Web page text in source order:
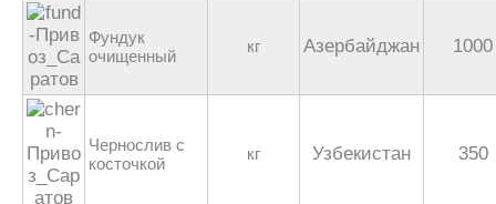
Фундук
очищенный
кг Азербайджан 1000
Чернослив с
косточкой
кг Узбекистан 350